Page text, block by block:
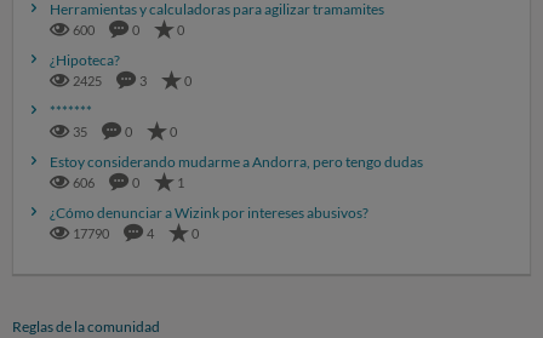
Herramientas y calculadoras para agilizar tramamites
600 0 0
¿Hipoteca?
2425 3 0
*******
35 0 0
Estoy considerando mudarme a Andorra, pero tengo dudas
606 0 1
¿Cómo denunciar a Wizink por intereses abusivos?
17790 4 0
Reglas de la comunidad